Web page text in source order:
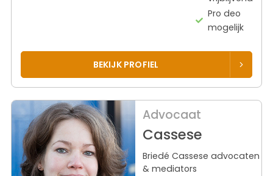
Pro deo
mogelijk
BEKIJK PROFIEL
Advocaat
Cassese
Briedé Cassese advocaten
& mediators